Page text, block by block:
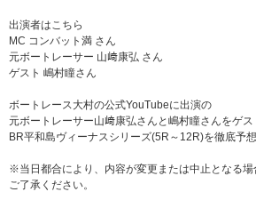
出演者はこちら
MC コンバット満 さん
元ボートレーサー 山﨑康弘 さん
ゲスト 嶋村瞳さん
ボートレース大村の公式YouTubeに出演の
元ボートレーサー山﨑康弘さんと嶋村瞳さんをゲス
BR平和島ヴィーナスシリーズ(5R～12R)を徹底予想
※当日都合により、内容が変更または中止となる
ご了承ください。